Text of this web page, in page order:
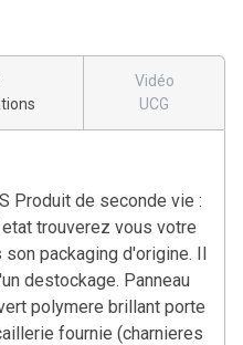
Vidéo
UCG
Produit de seconde vie :
trouverez vous votre
packaging d'origine. Il
destockage. Panneau
polymere brillant porte
fournie (charnieres